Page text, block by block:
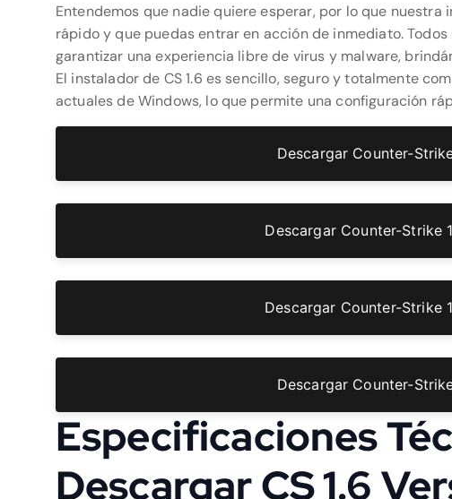
Entendemos que nadie quiere esperar, por lo que
rápido y que puedas entrar en acción de inmediato.
garantizar una experiencia libre de virus y malware,
El instalador de CS 1.6 es sencillo, seguro y totalmente
actuales de Windows, lo que permite una configuración
Descargar Counter-
Descargar Counter-Strike
Descargar Counter-Strike
Descargar Counter-
Especificaciones
Descargar CS 1.6